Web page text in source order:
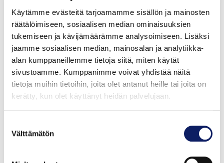
Käytämme evästeitä tarjoamamme sisällön ja mainosten
räätälöimiseen, sosiaalisen median ominaisuuksien
tukemiseen ja kävijämäärämme analysoimiseen. Lisäksi
jaamme sosiaalisen median, mainosalan ja analytiikka-
alan kumppaneillemme tietoja siitä, miten käytät
sivustoamme. Kumppanimme voivat yhdistää näitä
tietoja muihin tietoihin, joita olet antanut heille tai joita on
kerätty, kun olet käyttänyt heidän palvelujaan.
valinta
Välttämätön
+358 50 502 0531
etunimi.sukunimi@ruokatieto.fi
Viestinnän ja markkinoinnin suunnittelu ja toteutus,
ruokakasvatussisällöt ja konseptit, Hyvä ruoka, joka
päivä -hanke, Ruokaviennin yrityslähtöinen
kasvualusta
KASVUJOHTAJA